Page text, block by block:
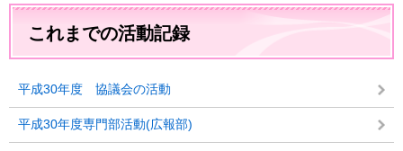
ム
検
索
本
これまでの活動記録
平成30年度 協議会の活動
平成30年度専門部活動(広報部)